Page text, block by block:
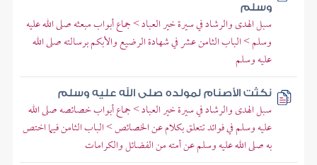
وسلم
سبل الهدى والرشاد في سيرة خير العباد > جماع أبواب مبعثه صلى الله عليه
وسلم > الباب الثامن عشر في شهادة الرضيع والأبكم برسالته صلى الله
عليه وسلم
نكثت الأصنام لمولده صلى الله عليه وسلم
سبل الهدى والرشاد في سيرة خير العباد > جماع أبواب خصائصه صلى الله
عليه وسلم في فوائد تتعلق بكلام عن الخصائص > الباب الثامن فيما اختص
به صلى الله عليه وسلم عن أمته من الفضائل والكرامات